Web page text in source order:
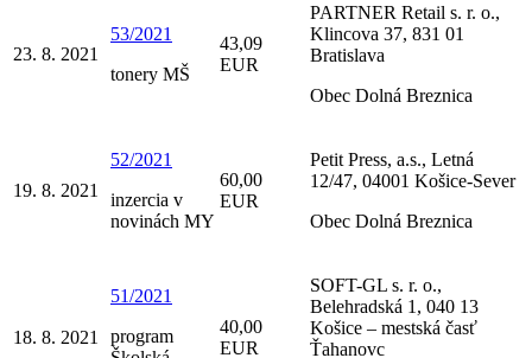
23. 8. 2021
53/2021
tonery MŠ
43,09
EUR
PARTNER Retail s. r. o.,
Klincova 37, 831 01
Bratislava
Obec Dolná Breznica
19. 8. 2021
52/2021
inzercia v
novinách MY
60,00
EUR
Petit Press, a.s., Letná
12/47, 04001 Košice-Sever
Obec Dolná Breznica
18. 8. 2021
51/2021
program
40,00
EUR
SOFT-GL s. r. o.,
Belehradská 1, 040 13
Košice – mestská časť
Ťahanovc